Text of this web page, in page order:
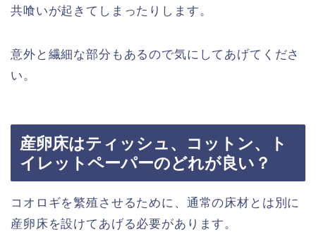
共喰いが起きてしまったりします。
意外と繊細な部分もあるので気にしてあげてくださ
い。
産卵床はティッシュ、コットン、ト
イレットペーパーのどれが良い？
コオロギを繁殖させるために、通常の床材とは別に
産卵床を設けてあげる必要があります。